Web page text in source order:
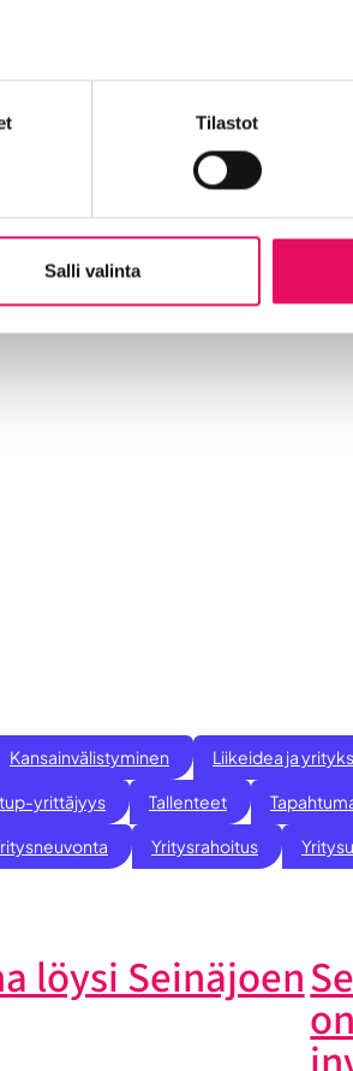
Tilastot
Salli valinta
tuotteista sekä tuotteiden
Kansainvälistyminen Liikeidea ja
yrittäjyys Tallenteet
Yritysrahoitus
löysi Seinäjoen